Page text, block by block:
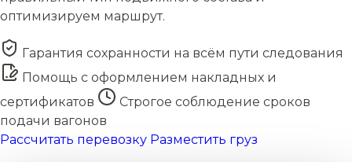
оптимизируем маршрут.
Гарантия сохранности на всём пути следования
Помощь с оформлением накладных и
сертификатов
Строгое соблюдение сроков
подачи вагонов
Рассчитать перевозку Разместить груз